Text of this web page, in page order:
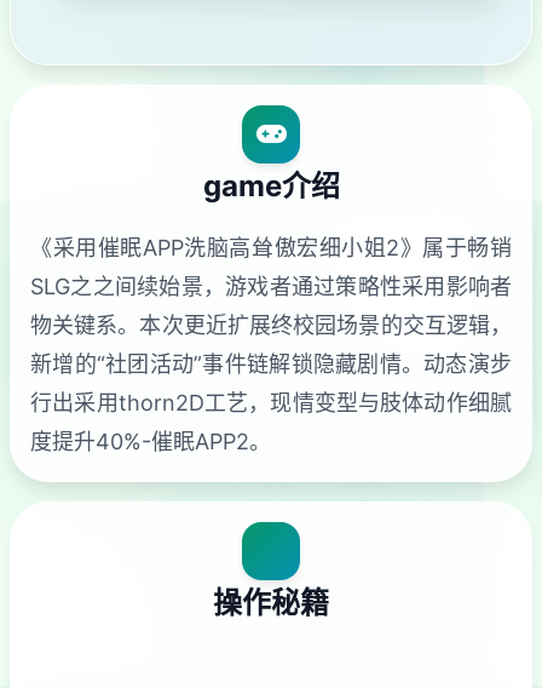
game介绍
《采用催眠APP洗脑高耸傲宏细小姐2》属于畅销
SLG之之间续始景，游戏者通过策略性采用影响者
物关键系。本次更近扩展终校园场景的交互逻辑，
新增的“社团活动”事件链解锁隐藏剧情。动态演步
行出采用thorn2D工艺，现情变型与肢体动作细腻
度提升40%-催眠APP2。
操作秘籍